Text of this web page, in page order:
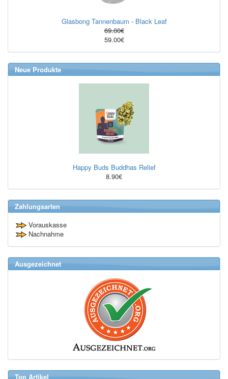
Glasbong Tannenbaum - Black Leaf
69.00€
59.00€
Neue Produkte
Happy Buds Buddhas Relief
8.90€
Zahlungsarten
Vorauskasse
Nachnahme
Ausgezeichnet
Top Artikel